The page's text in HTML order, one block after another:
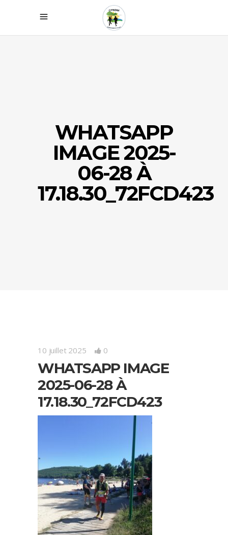
WHATSAPP
IMAGE 2025-
06-28 À
17.18.30_72FCD423
10 juillet 2025 0
WHATSAPP IMAGE
2025-06-28 À
17.18.30_72FCD423